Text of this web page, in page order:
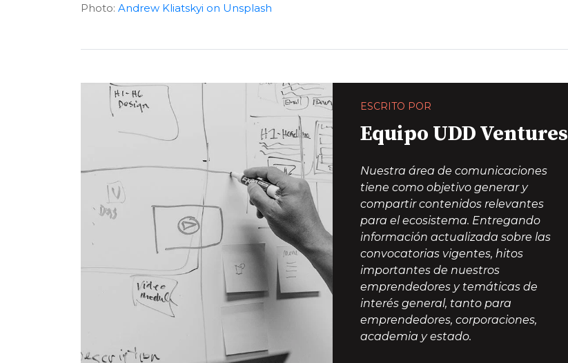
Photo: Andrew Kliatskyi on Unsplash
ESCRITO POR
Equipo UDD Ventures
Nuestra área de comunicaciones
tiene como objetivo generar y
compartir contenidos relevantes
para el ecosistema. Entregando
información actualizada sobre las
convocatorias vigentes, hitos
importantes de nuestros
emprendedores y temáticas de
interés general, tanto para
emprendedores, corporaciones,
academia y estado.